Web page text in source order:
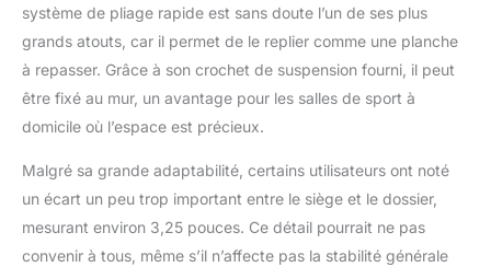
Facile à déplacer : conçu avec des roues
mobiles sur le bas de ce banc
domicile, il est facile à déplacer et transférer
facilement votre banc de musculation d'une
zone à l'autre. Garantie de remboursement
gratuit ou un remboursement contre tout
défaut du fabricant. N'hésitez pas à nous
contacter si vous avez des questions sur
nos produits.
système de pliage rapide est sans doute l’un de ses plus
grands atouts, car il permet de le replier comme une planche
à repasser. Grâce à son crochet de suspension fourni, il peut
être fixé au mur, un avantage pour les salles de sport à
domicile où l’espace est précieux.
Malgré sa grande adaptabilité, certains utilisateurs ont noté
un écart un peu trop important entre le siège et le dossier,
mesurant environ 3,25 pouces. Ce détail pourrait ne pas
convenir à tous, même s’il n’affecte pas la stabilité générale